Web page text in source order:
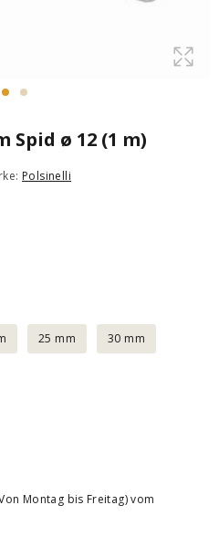
Spid ø 12 (1 m)
Polsinelli
25 mm 30 mm
Montag bis Freitag) vom